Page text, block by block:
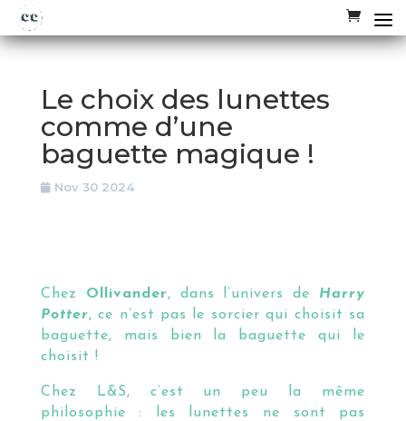
Le choix des lunettes
comme d’une
baguette magique !
Nov 30 2024
Chez Ollivander, dans l’univers de Harry
Potter, ce n’est pas le sorcier qui choisit sa
baguette, mais bien la baguette qui le
choisit !
Chez L&S, c’est un peu la même
philosophie : les lunettes ne sont pas